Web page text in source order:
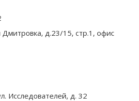
Дмитровка, д.23/15, стр.1, офис
Исследователей, д. 32